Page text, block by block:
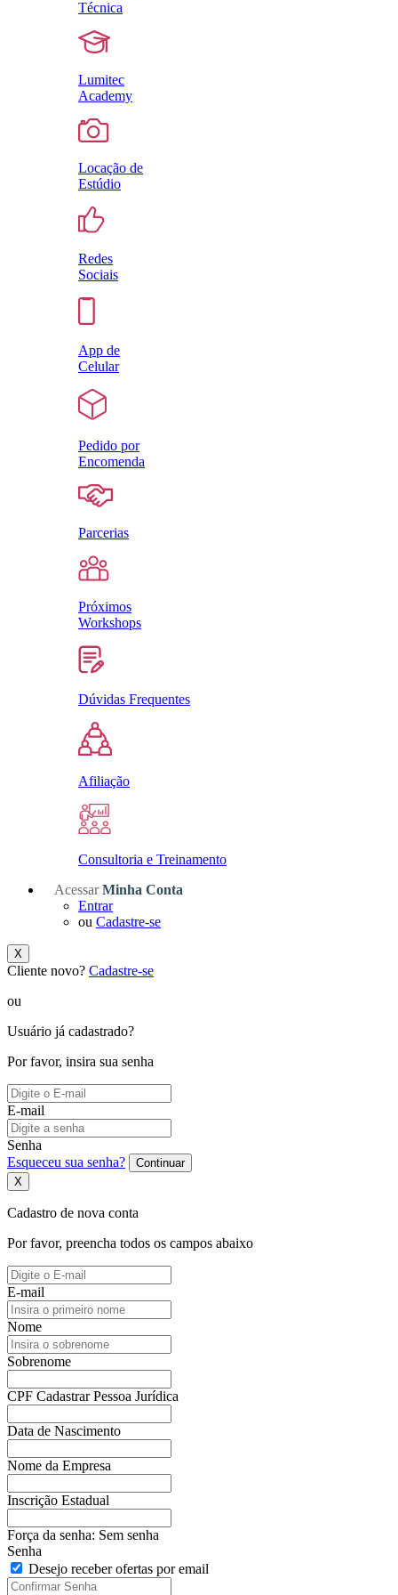
Técnica
Lumitec
Academy
Locação de
Estúdio
Redes
Sociais
App de
Celular
Pedido por
Encomenda
Parcerias
Próximos
Workshops
Dúvidas Frequentes
Afiliação
Consultoria e Treinamento
Acessar Minha Conta
Entrar
ou Cadastre-se
X
Cliente novo? Cadastre-se
ou
Usuário já cadastrado?
Por favor, insira sua senha
E-mail
Senha
Esqueceu sua senha?
Continuar
X
Cadastro de nova conta
Por favor, preencha todos os campos abaixo
E-mail
Nome
Sobrenome
CPF Cadastrar Pessoa Jurídica
Data de Nascimento
Nome da Empresa
Inscrição Estadual
Força da senha: Sem senha
Senha
Desejo receber ofertas por email